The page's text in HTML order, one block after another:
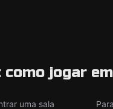
jogar
uma sala